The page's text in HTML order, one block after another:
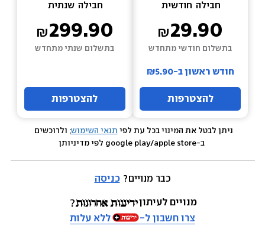
חבילה חודשית
29.90
בתשלום חודשי מתחדש
חודש ראשון ב-₪5.90
להצטרפות
חבילה שנתית
299.90
בתשלום שנתי מתחדש
להצטרפות
ניתן לבטל את המינוי בכל עת לפי תנאי השימוש; ולרוכשים
כבר מנויים? כניסה
מנויים לעיתון
צרו חשבון ל-
ללא עלות